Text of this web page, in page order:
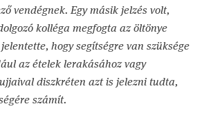
vendégnek. Egy másik jelzés volt,
kolléga megfogta az öltönye
hogy segítségre van szüksége
az ételek lerakásához vagy
diszkréten azt is jelezni tudta,
számít.